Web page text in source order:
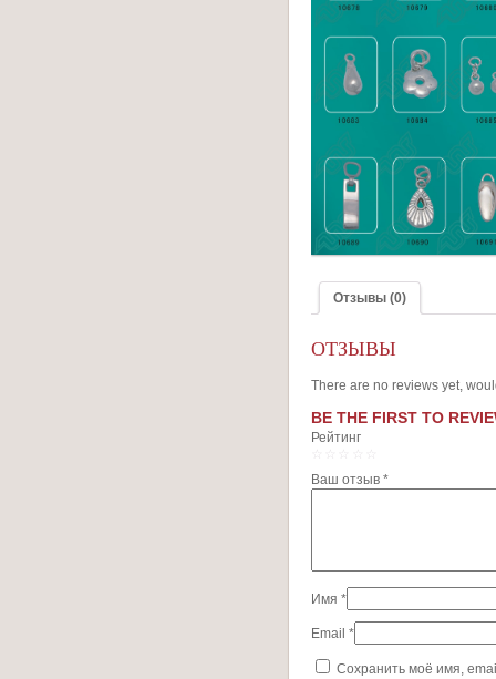
Отзывы (0)
ОТЗЫВЫ
There are no reviews yet,
BE THE FIRST TO
Рейтинг
Ваш отзыв *
Имя *
Email *
Сохранить моё имя,